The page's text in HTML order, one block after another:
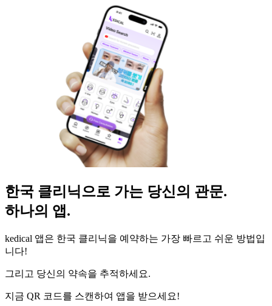
한국 클리닉으로 가는 당신의 관문.
하나의 앱.
kedical 앱은 한국 클리닉을 예약하는 가장 빠르고 쉬운 방법입
니다!
그리고 당신의 약속을 추적하세요.
지금 QR 코드를 스캔하여 앱을 받으세요!